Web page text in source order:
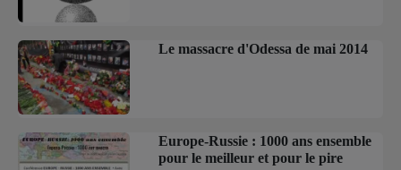
Le massacre d'Odessa de mai 2014
Europe-Russie : 1000 ans ensemble
pour le meilleur et pour le pire